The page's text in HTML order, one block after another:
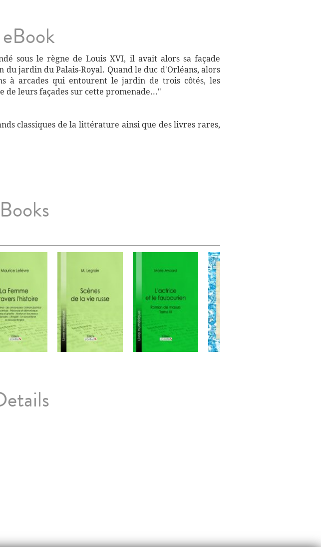
sous le règne de Louis XVI, il avait alors sa façade
jardin du Palais-Royal. Quand le duc d'Orléans, alors
à arcades qui entourent le jardin de trois côtés, les
de leurs façades sur cette promenade..."
classiques de la littérature ainsi que des livres rares,